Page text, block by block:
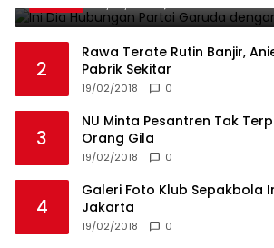
2
Rawa Terate Rutin Banjir,
Pabrik Sekitar
19/02/2018 0
3
NU Minta Pesantren Tak
Orang Gila
19/02/2018 0
4
Galeri Foto Klub Sepakbola
Jakarta
19/02/2018 0